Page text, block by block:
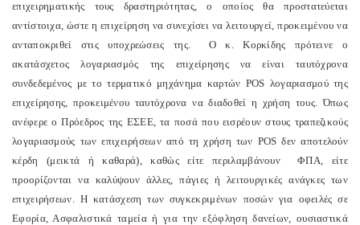
επιχειρηματικής τους δραστηριότητας, ο οποίος θα προστατεύεται
αντίστοιχα, ώστε η επιχείρηση να συνεχίσει να λειτουργεί, προκειμένου να
ανταποκριθεί στις υποχρεώσεις της.
Ο κ. Κορκίδης πρότεινε ο
ακατάσχετος λογαριασμός της επιχείρησης να είναι ταυτόχρονα
συνδεδεμένος με το τερματικό μηχάνημα καρτών POS λογαριασμού της
επιχείρησης, προκειμένου ταυτόχρονα να διαδοθεί η χρήση τους. Όπως
ανέφερε ο Πρόεδρος της ΕΣΕΕ, τα ποσά που εισρέουν στους τραπεζικούς
λογαριασμούς των επιχειρήσεων από τη χρήση των POS δεν αποτελούν
κέρδη (μεικτά ή καθαρά), καθώς είτε περιλαμβάνουν
ΦΠΑ, είτε
προορίζονται να καλύψουν άλλες, πάγιες ή λειτουργικές ανάγκες των
επιχειρήσεων. Η κατάσχεση των συγκεκριμένων ποσών για οφειλές σε
Εφορία, Ασφαλιστικά ταμεία ή για την εξόφληση δανείων, ουσιαστικά